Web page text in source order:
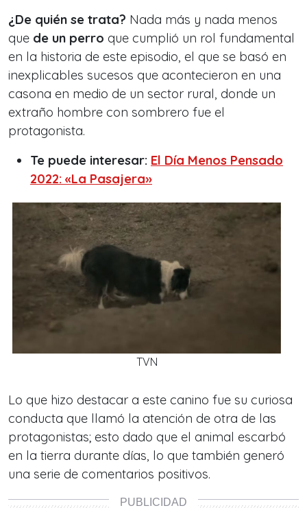
¿De quién se trata? Nada más y nada menos
que de un perro que cumplió un rol fundamental
en la historia de este episodio, el que se basó en
inexplicables sucesos que acontecieron en una
casona en medio de un sector rural, donde un
extraño hombre con sombrero fue el
protagonista.
Te puede interesar: El Día Menos Pensado
2022: «La Pasajera»
TVN
Lo que hizo destacar a este canino fue su curiosa
conducta que llamó la atención de otra de las
protagonistas; esto dado que el animal escarbó
en la tierra durante días, lo que también generó
una serie de comentarios positivos.